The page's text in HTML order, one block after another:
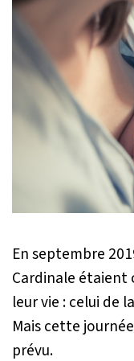
En septembre
Cardinale étaient
leur vie : celui de
Mais cette
prévu.